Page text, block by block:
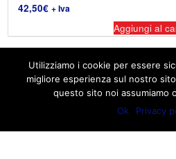
42,50€ + Iva
Aggiungi al
Utilizziamo i cookie per essere
migliore esperienza sul nostro
questo sito noi assumiamo
Ok
Privacy